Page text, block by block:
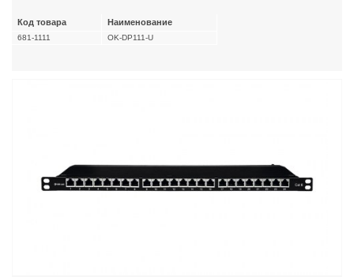
Код товара Наименование
681-1111 OK-DP111-U